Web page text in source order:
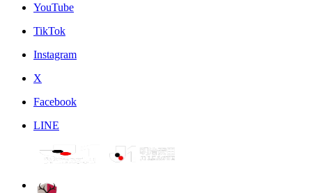
YouTube
TikTok
Instagram
X
Facebook
LINE